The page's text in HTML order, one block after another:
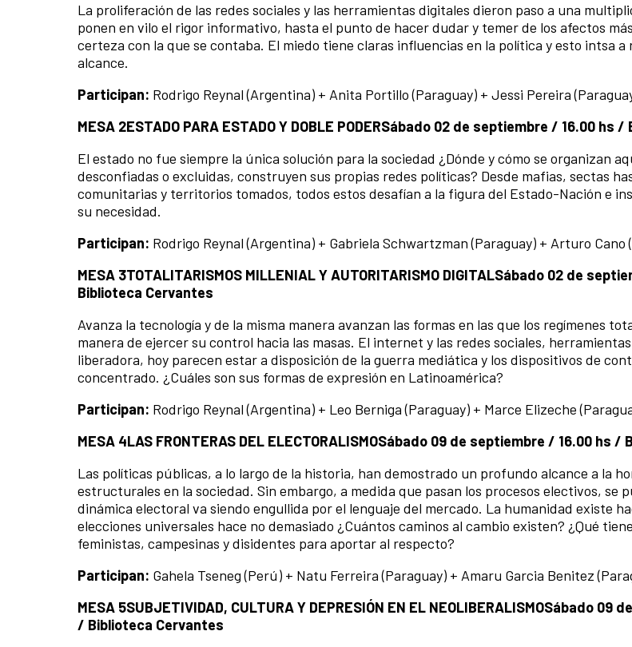
La proliferación de las redes sociales y las herramientas digitales dieron paso a una
ponen en vilo el rigor informativo, hasta el punto de hacer dudar y temer de los afectos
certeza con la que se contaba. El miedo tiene claras influencias en la política y esto intsa a
alcance.
Participan: Rodrigo Reynal (Argentina) + Anita Portillo (Paraguay) + Jessi Pereira
MESA 2ESTADO PARA ESTADO Y DOBLE PODERSábado 02 de septiembre / 16.00 hs /
El estado no fue siempre la única solución para la sociedad ¿Dónde y cómo se organizan
desconfiadas o excluidas, construyen sus propias redes políticas? Desde mafias, sectas
comunitarias y territorios tomados, todos estos desafían a la figura del Estado-Nación e
su necesidad.
Participan: Rodrigo Reynal (Argentina) + Gabriela Schwartzman (Paraguay) + Arturo Cano
MESA 3TOTALITARISMOS MILLENIAL Y AUTORITARISMO DIGITALSábado 02 de
Biblioteca Cervantes
Avanza la tecnología y de la misma manera avanzan las formas en las que los regímenes
manera de ejercer su control hacia las masas. El internet y las redes sociales,
liberadora, hoy parecen estar a disposición de la guerra mediática y los dispositivos de
concentrado. ¿Cuáles son sus formas de expresión en Latinoamérica?
Participan: Rodrigo Reynal (Argentina) + Leo Berniga (Paraguay) + Marce Elizeche
MESA 4LAS FRONTERAS DEL ELECTORALISMOSábado 09 de septiembre / 16.00 hs /
Las políticas públicas, a lo largo de la historia, han demostrado un profundo alcance a la
estructurales en la sociedad. Sin embargo, a medida que pasan los procesos electivos, se
dinámica electoral va siendo engullida por el lenguaje del mercado. La humanidad existe
elecciones universales hace no demasiado ¿Cuántos caminos al cambio existen? ¿Qué
feministas, campesinas y disidentes para aportar al respecto?
Participan: Gahela Tseneg (Perú) + Natu Ferreira (Paraguay) + Amaru Garcia Benitez
MESA 5SUBJETIVIDAD, CULTURA Y DEPRESIÓN EN EL NEOLIBERALISMOSábado 09
/ Biblioteca Cervantes